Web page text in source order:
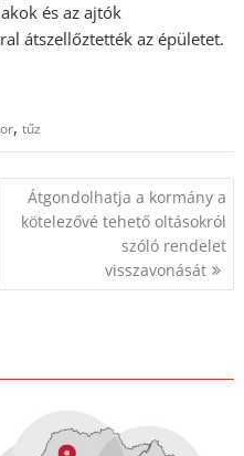
és az ajtók
átszellőztették az épületet.
,tűz
Átgondolhatja a kormány a
kötelezővé tehető oltásokról
szóló rendelet
visszavonását